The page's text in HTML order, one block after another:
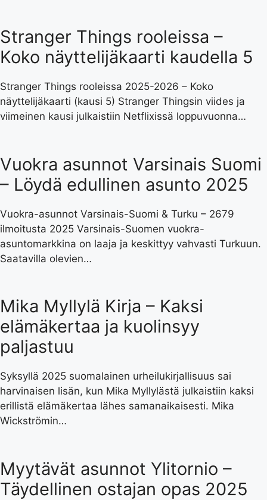
Stranger Things rooleissa –
Koko näyttelijäkaarti kaudella 5
Stranger Things rooleissa 2025-2026 – Koko
näyttelijäkaarti (kausi 5) Stranger Thingsin viides ja
viimeinen kausi julkaistiin Netflixissä loppuvuonna…
Vuokra asunnot Varsinais Suomi
– Löydä edullinen asunto 2025
Vuokra-asunnot Varsinais-Suomi & Turku – 2679
ilmoitusta 2025 Varsinais-Suomen vuokra-
asuntomarkkina on laaja ja keskittyy vahvasti Turkuun.
Saatavilla olevien…
Mika Myllylä Kirja – Kaksi
elämäkertaa ja kuolinsyy
paljastuu
Syksyllä 2025 suomalainen urheilukirjallisuus sai
harvinaisen lisän, kun Mika Myllylästä julkaistiin kaksi
erillistä elämäkertaa lähes samanaikaisesti. Mika
Wickströmin…
Myytävät asunnot Ylitornio –
Täydellinen ostajan opas 2025